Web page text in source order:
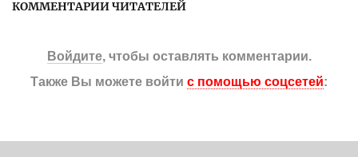
КОММЕНТАРИИ ЧИТАТЕЛЕЙ
Войдите, чтобы оставлять комментарии.
Также Вы можете войти с помощью соцсетей: